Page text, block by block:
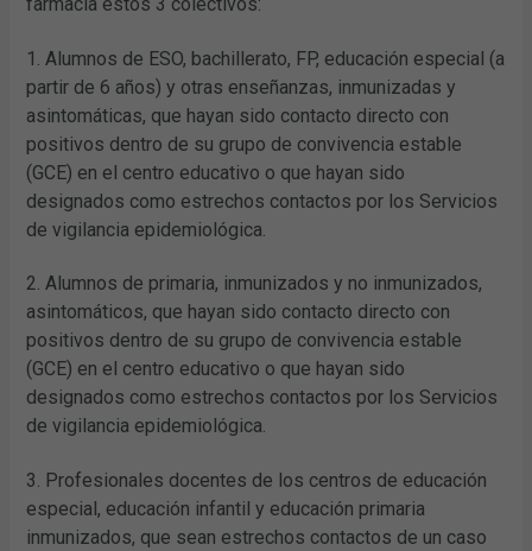
1. Alumnos de ESO, bachillerato, FP, educación especial (a
partir de 6 años) y otras enseñanzas, inmunizadas y
asintomáticas, que hayan sido contacto directo con
positivos dentro de su grupo de convivencia estable
(GCE) en el centro educativo o que hayan sido
designados como estrechos contactos por los Servicios
de vigilancia epidemiológica.
2. Alumnos de primaria, inmunizados y no inmunizados,
asintomáticos, que hayan sido contacto directo con
positivos dentro de su grupo de convivencia estable
(GCE) en el centro educativo o que hayan sido
designados como estrechos contactos por los Servicios
de vigilancia epidemiológica.
3. Profesionales docentes de los centros de educación
especial, educación infantil y educación primaria
inmunizados, que sean estrechos contactos de un caso